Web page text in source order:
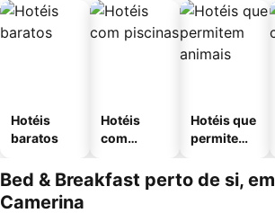
Hotéis
baratos
Hotéis
com
Hotéis que
permitem
Bed & Breakfast perto de si,
Camerina